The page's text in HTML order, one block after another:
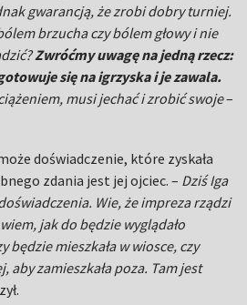
gwarancją, że zrobi dobry turniej.
brzucha czy bólem głowy i nie
Zwróćmy uwagę na jedną rzecz:
się na igrzyska i je zawala.
musi jechać i zrobić swoje–
doświadczenie, które zyskała
zdania jest jej ojciec. – Dziś Iga
Wie, że impreza rządzi
jak do będzie wyglądało
będzie mieszkała w wiosce, czy
aby zamieszkała poza. Tam jest